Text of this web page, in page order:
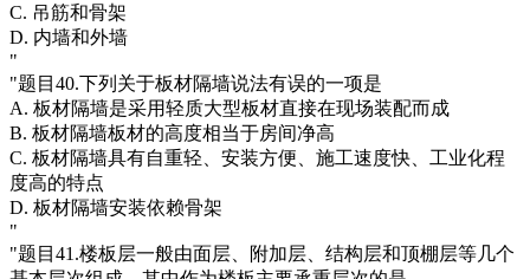
C. 吊筋和骨架
D. 内墙和外墙
"
"题目40.下列关于板材隔墙说法有误的一项是
A. 板材隔墙是采用轻质大型板材直接在现场装配而成
B. 板材隔墙板材的高度相当于房间净高
C. 板材隔墙具有自重轻、安装方便、施工速度快、工业化程
度高的特点
D. 板材隔墙安装依赖骨架
"
"题目41.楼板层一般由面层、附加层、结构层和顶棚层等几个